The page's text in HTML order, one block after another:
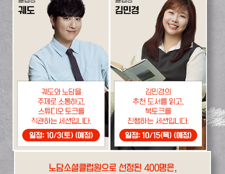
노담소셜클럽원으로 선정된 400명은,